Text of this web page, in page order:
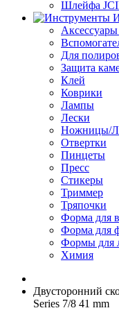
Шлейфа
Для
Защита
Клей
Коврики
Лампы
Лески
Ножницы/
Отвертки
Пинцеты
Пресс
Стикеры
Триммер
Тряпочки
Форма для
Форма для
Формы для
Химия
Двусторонний
Series 7/8 41 mm